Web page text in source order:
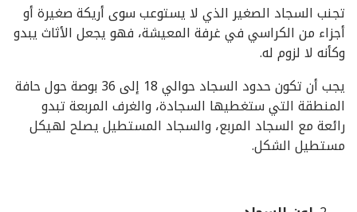
تجنب السجاد الصغير الذي لا يستوعب سوى أريكة صغيرة أو
أجزاء من الكراسي في غرفة المعيشة، فهو يجعل الأثاث يبدو
وكأنه لا لزوم له.
يجب أن تكون حدود السجاد حوالي 18 إلى 36 بوصة حول حافة
المنطقة التي ستغطيها السجادة، والغرف المربعة تبدو
رائعة مع السجاد المربع، والسجاد المستطيل يصلح لهيكل
مستطيل الشكل.